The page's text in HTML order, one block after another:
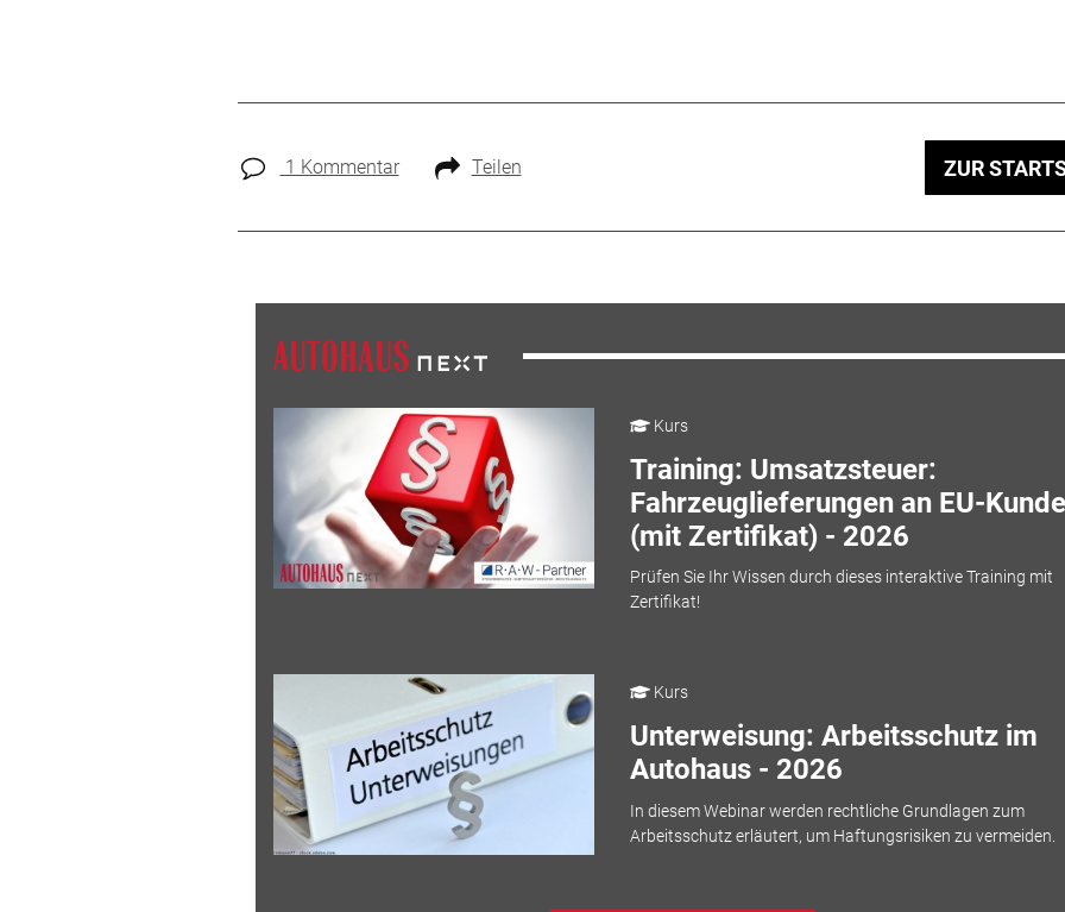
1 Kommentar Teilen ZUR
Kurs
Training: Umsatzsteuer:
Fahrzeuglieferungen an EU-
(mit Zertifikat) - 2026
Prüfen Sie Ihr Wissen durch dieses interaktive Training mit
Zertifikat!
Kurs
Unterweisung: Arbeitsschutz im
Autohaus - 2026
In diesem Webinar werden rechtliche Grundlagen zum
Arbeitsschutz erläutert, um Haftungsrisiken zu vermeiden.